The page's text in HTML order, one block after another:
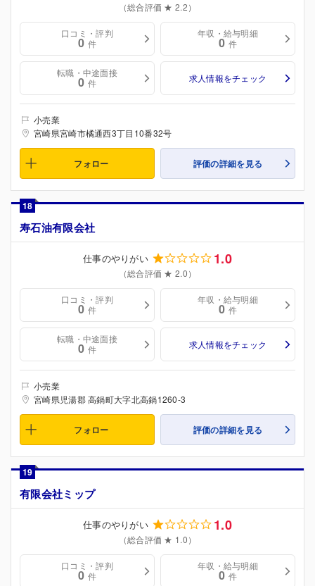
（総合評価 ★ 2.2）
口コミ・評判
0 件
年収・給与明細
0 件
転職・中途面接
0 件 求人情報をチェック
小売業
宮崎県宮崎市橘通西3丁目10番32号
フォロー 評価の詳細を見る
18
寿石油有限会社
仕事のやりがい 1.0
（総合評価 ★ 2.0）
口コミ・評判
0 件
年収・給与明細
0 件
転職・中途面接
0 件 求人情報をチェック
小売業
宮崎県児湯郡 高鍋町大字北高鍋1260-3
フォロー 評価の詳細を見る
19
有限会社ミップ
仕事のやりがい 1.0
（総合評価 ★ 1.0）
口コミ・評判
0 件
年収・給与明細
0 件